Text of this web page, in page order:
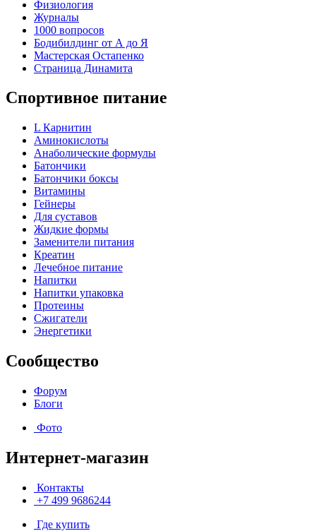
Физиология
Журналы
1000 вопросов
Бодибилдинг от А до Я
Мастерская Остапенко
Страница Динамита
Спортивное питание
L Карнитин
Аминокислоты
Анаболические формулы
Батончики
Батончики боксы
Витамины
Гейнеры
Для суставов
Жидкие формы
Заменители питания
Креатин
Лечебное питание
Напитки
Напитки упаковка
Протеины
Сжигатели
Энергетики
Сообщество
Форум
Блоги
Фото
Интернет-магазин
Контакты
+7 499 9686244
Где купить